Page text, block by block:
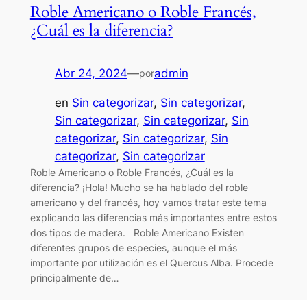
Roble Americano o Roble Francés,
¿Cuál es la diferencia?
Abr 24, 2024—poradmin
en Sin categorizar, Sin categorizar
Sin categorizar, Sin categorizar, Sin
categorizar, Sin categorizar, Sin
categorizar, Sin categorizar
Roble Americano o Roble Francés, ¿Cuál es la
diferencia? ¡Hola! Mucho se ha hablado del roble
americano y del francés, hoy vamos tratar este tema
explicando las diferencias más importantes entre estos
dos tipos de madera. Roble Americano Existen
diferentes grupos de especies, aunque el más
importante por utilización es el Quercus Alba. Procede
principalmente de…